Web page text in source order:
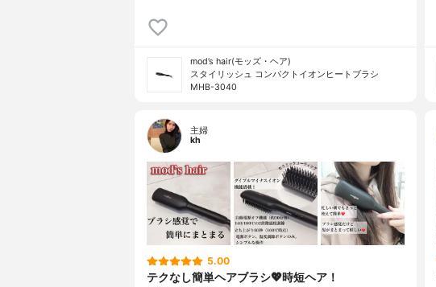
mod’s hair(モッズ・ヘア)
スタイリッシュ コンパクトイオンヒートブラシ
MHB-3040
主婦
kh
5.00
テクなし簡単ヘアブラシ💖時短ヘア！